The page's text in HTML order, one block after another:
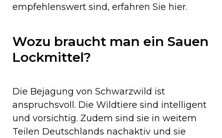
empfehlenswert sind, erfahren Sie hier.
Wozu braucht man ein Sauen
Lockmittel?
Die Bejagung von Schwarzwild ist
anspruchsvoll. Die Wildtiere sind intelligent
und vorsichtig. Zudem sind sie in weitem
Teilen Deutschlands nachaktiv und sie